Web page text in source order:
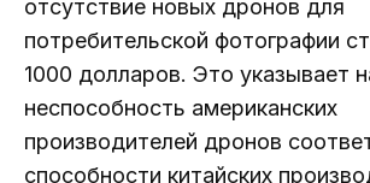
отсутствие новых дронов для
потребительской фотографии
1000 долларов. Это указывает
неспособность американских
производителей дронов
способности китайских